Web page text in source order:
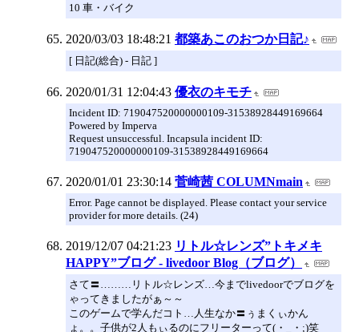
10 車・バイク
2020/03/03 18:48:21 都築あこのおつか日記♪
[ 日記(総合) - 日記 ]
2020/01/31 12:04:43 優衣のキモチ
Incident ID: 719047520000000109-31538928449169664
Powered by Imperva
Request unsuccessful. Incapsula incident ID:
719047520000000109-31538928449169664
2020/01/01 23:30:14 菅崎茜 COLUMNmain
Error. Page cannot be displayed. Please contact your service
provider for more details. (24)
2019/12/07 04:21:23 リトル☆レンズ”トキメキ
HAPPY”ブログ - livedoor Blog（ブログ）
さて〓………リトル☆レンズ…今までlivedoorでブログを
ゃってきましたがぁ～～
このゲームで学んだコト…人生なか〓ぅまくぃかん
ょ。。子供が2人もぃるのにフリーターって(・_・;)笑